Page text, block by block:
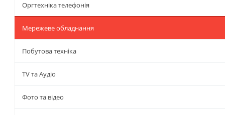
Оргтехніка телефонія
Мережеве обладнання
Побутова техніка
TV та Аудіо
Фото та відео